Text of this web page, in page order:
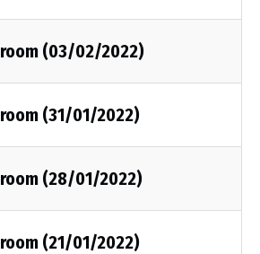
(03/02/2022)
(31/01/2022)
(28/01/2022)
(21/01/2022)